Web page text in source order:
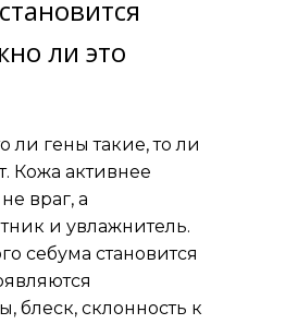
ли это
ли гены такие, то ли
Кожа активнее
враг, а
и увлажнитель.
себума становится
блеск, склонность к